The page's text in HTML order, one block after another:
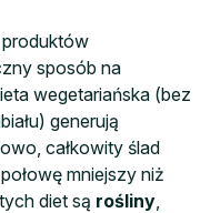
produktów
sposób na
wegetariańska (bez
generują
całkowity ślad
mniejszy niż
diet są rośliny